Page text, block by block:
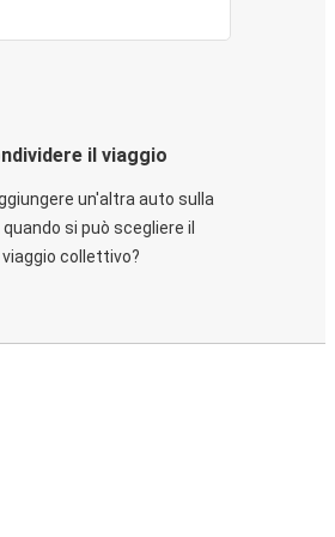
il viaggio
un'altra auto sulla
si può scegliere il
viaggio collettivo?